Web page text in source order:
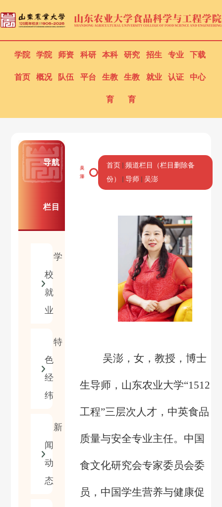
学院
首页
学院
概况
师资
队伍
科研
平台
本科
生教
育
研究
生教
育
招生
就业
专业
认证
下载
中心
导航
栏目
学
校
就
业
特
色
经
纬
新
闻
动
态
吴
澎
首页
频道栏目（栏目删除备
份）
导师 吴澎
吴澎，女，教授，博士
生导师，山东农业大学“1512
工程”三层次人才，中英食品
质量与安全专业主任。中国
食文化研究会专家委员会委
员，中国学生营养与健康促